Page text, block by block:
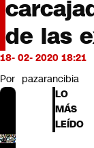
Bits
CNN tiempo
Futuro 360
de las
18- 02- 2020 18:21
Por pazarancibia
LO
MÁS
LEÍDO